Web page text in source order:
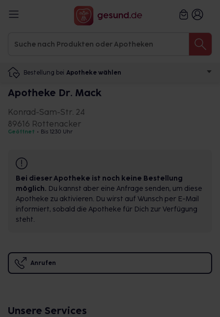
Bestellung bei Apotheke wählen
Apotheke Dr. Mack
Konrad-Sam-Str. 24
89616 Rottenacker
Geöffnet • Bis 12:30 Uhr
Bei dieser Apotheke ist noch keine Bestellung
möglich. Du kannst aber eine Anfrage senden, um diese
Apotheke zu aktivieren. Du wirst auf Wunsch per E-Mail
informiert, sobald die Apotheke für Dich zur Verfügung
steht.
Anrufen
Unsere Services